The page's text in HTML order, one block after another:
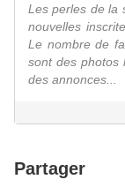
Les perles de la
nouvelles
Le nombre de
sont des photos
des annonces...
Partager